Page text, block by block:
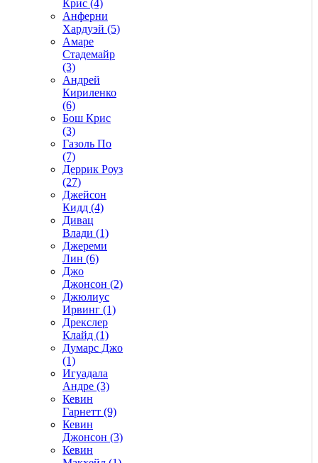
Крис (4)
Анферни
Xардуэй (5)
Амаре
Стадемайр
(3)
Андрей
Кириленко
(6)
Бош Крис
(3)
Газоль По
(7)
Деррик Роуз
(27)
Джейсон
Кидд (4)
Дивац
Влади (1)
Джереми
Лин (6)
Джо
Джонсон (2)
Джюлиус
Ирвинг (1)
Дрекслер
Клайд (1)
Думарс Джо
(1)
Игуадала
Андре (3)
Кевин
Гарнетт (9)
Кевин
Джонсон (3)
Кевин